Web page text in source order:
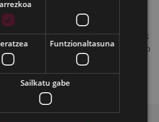
Lagunarekin).
agiria beharrezkoa izango da
Lagunako Tarifa daukaten txartelak
Pertsona orok erosi ahal izango
duten sarrerak Kutxabank-en
lehiatilan.
Funtzionaltasuna
Sailkatu gabe